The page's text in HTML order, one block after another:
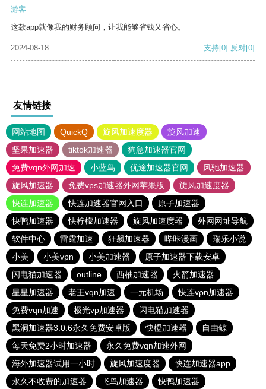
游客
这款app就像我的财务顾问，让我能够省钱又省心。
2024-08-18 支持[0] 反对[0]
友情链接
网站地图 QuickQ 旋风加速度器
旋风加速
坚果加速器
tiktok加速器
狗急加速器官网
免费vqn外网加速
小蓝鸟 优途加速器官网
风驰加速器
旋风加速器
免费vps加速器外网苹果版
旋风加速度器
快连加速器
快连加速器官网入口
原子加速器
快鸭加速器
快柠檬加速器 旋风加速度器
外网网址导航
软件中心
雷霆加速 狂飙加速器 哔咔漫画
瑞乐小说
小美
小美vpn 小美加速器
原子加速器下载安卓
闪电猫加速器
outline 西柚加速器
火箭加速器
星星加速器
老王vqn加速 一元机场
快连vρn加速器
免费vqn加速
极光vp加速器
闪电猫加速器
黑洞加速器3.0.6永久免费安卓版
快橙加速器
自由鲸
每天免费2小时加速器
永久免费vqn加速外网
海外加速器试用一小时
旋风加速度器
快连加速器app
永久不收费的加速器
飞鸟加速器 快鸭加速器